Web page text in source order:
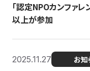
「認定NPOカンファ
以上が参加
2025.11.27 お知